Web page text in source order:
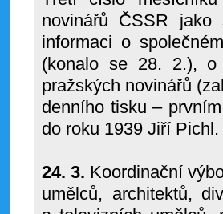
novinářů ČSSR jako
informaci o
(konalo se 28. 2.),
pražských novinářů
denního tisku –
do roku 1939 Jiří Pichl.
24. 3. Koordinační
umělců, architektů,